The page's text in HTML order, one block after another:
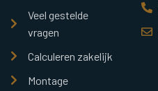
Veel gestelde
vragen
Calculeren zakelijk
Montage